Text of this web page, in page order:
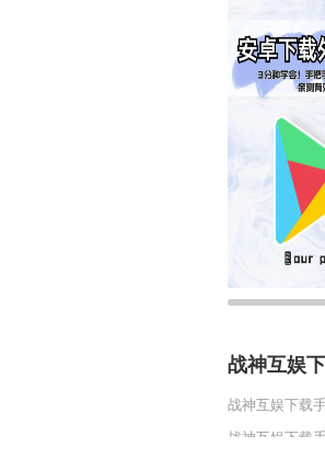
战神互娱
战神互娱下载
战神互娱下载
位诸侯，指